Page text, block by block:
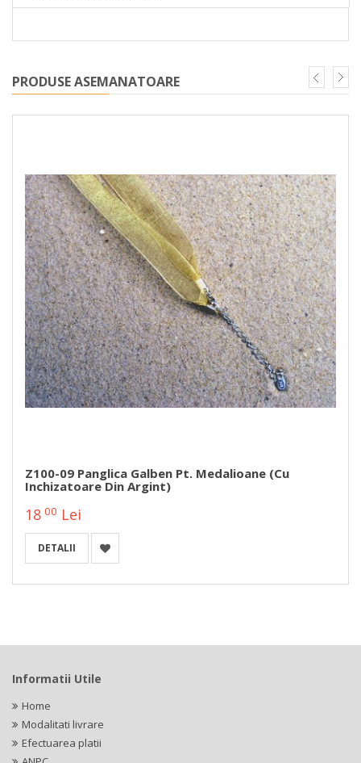
PRODUSE ASEMANATOARE
Z100-09 Panglica Galben Pt. Medalioane (cu
Inchizatoare Din Argint)
18 00 Lei
DETALII
Informatii Utile
Home
Modalitati livrare
Efectuarea platii